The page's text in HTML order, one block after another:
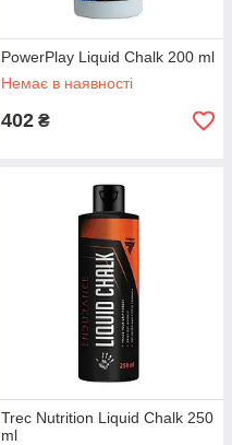
PowerPlay Liquid Chalk 200 ml
Немає в наявності
402 ₴
Trec Nutrition Liquid Chalk 250
ml